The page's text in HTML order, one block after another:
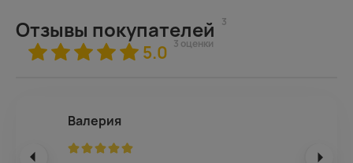
Отзывы покупателей 3
5.0 3 оценки
Валерия